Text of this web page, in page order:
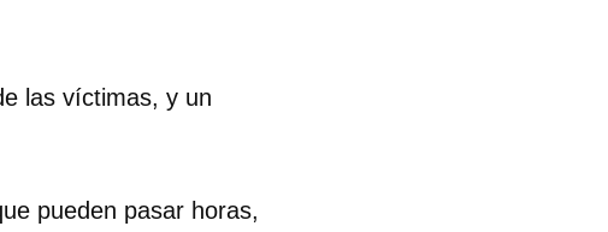
las víctimas, y un
pueden pasar horas,